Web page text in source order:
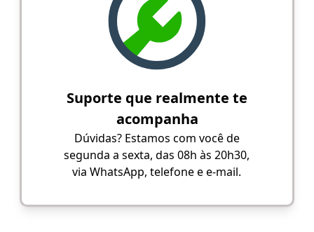
Suporte que realmente te
acompanha
Dúvidas? Estamos com você de
segunda a sexta, das 08h às 20h30,
via WhatsApp, telefone e e-mail.